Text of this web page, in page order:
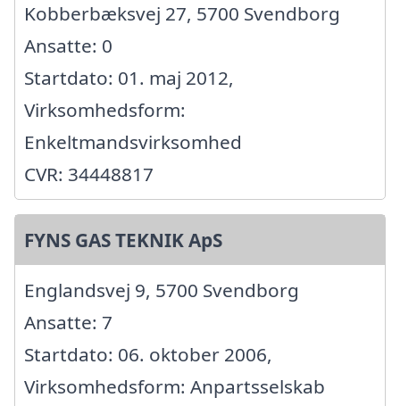
Kobberbæksvej 27, 5700 Svendborg
Ansatte: 0
Startdato: 01. maj 2012,
Virksomhedsform:
Enkeltmandsvirksomhed
CVR: 34448817
FYNS GAS TEKNIK ApS
Englandsvej 9, 5700 Svendborg
Ansatte: 7
Startdato: 06. oktober 2006,
Virksomhedsform: Anpartsselskab